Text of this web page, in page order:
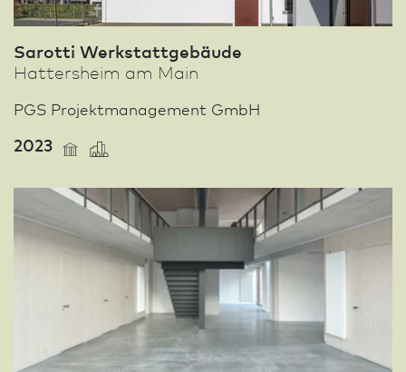
Sarotti Werkstattgebäude
Hattersheim am Main
PGS Projektmanagement GmbH
2023